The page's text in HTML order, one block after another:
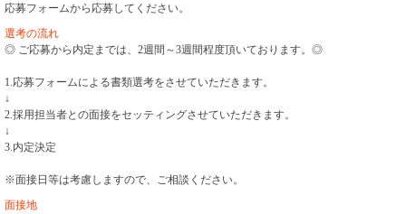
応募フォームから応募してください。
選考の流れ
◎ ご応募から内定までは、2週間～3週間程度頂いております。◎
1.応募フォームによる書類選考をさせていただきます。
↓
2.採用担当者との面接をセッティングさせていただきます。
↓
3.内定決定
※面接日等は考慮しますので、ご相談ください。
面接地